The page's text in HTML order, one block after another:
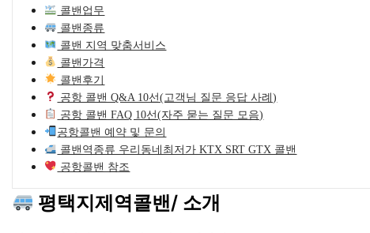
콜밴업무
콜밴종류
콜밴 지역 맞춤서비스
콜밴가격
콜밴후기
공항 콜밴 Q&A 10선(고객님 질문 응답 사례)
공항 콜밴 FAQ 10선(자주 묻는 질문 모음)
공항콜밴 예약 및 문의
콜밴역종류 우리동네최저가 KTX SRT GTX 콜밴
공항콜밴 참조
평택지제역콜밴/ 소개